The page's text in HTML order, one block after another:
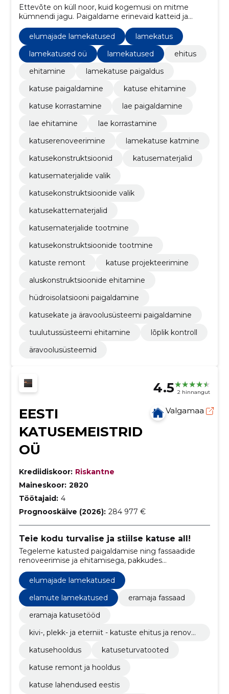
Ettevõte on küll noor, kuid kogemusi on mitme
kümnendi jagu. Paigaldame erinevaid katteid ja
soojustuslahendusi. Lisaks tegeleme ka vihmavee
äravoolu süsteemidega.
elumajade lamekatused
lamekatus
lamekatused oü
lamekatused
ehitus
ehitamine
lamekatuse paigaldus
katuse paigaldamine
katuse ehitamine
katuse korrastamine
lae paigaldamine
lae ehitamine
lae korrastamine
katuserenoveerimine
lamekatuse katmine
katusekonstruktsioonid
katusematerjalid
katusematerjalide valik
katusekonstruktsioonide valik
katusekattematerjalid
katusematerjalide tootmine
katusekonstruktsioonide tootmine
katuste remont
katuse projekteerimine
aluskonstruktsioonide ehitamine
hüdroisolatsiooni paigaldamine
katusekate ja äravoolusüsteemi paigaldamine
tuulutussüsteemi ehitamine
lõplik kontroll
äravoolusüsteemid
4.5 2 hinnangut
EESTI
KATUSEMEISTRID
OÜ
Valgamaa
Krediidiskoor: Riskantne
Maineskoor: 2820
Töötajaid: 4
Prognooskäive (2026): 284 977 €
Teie kodu turvalise ja stiilse katuse all!
Tegeleme katusted paigaldamise ning fassaadide
renoveerimise ja ehitamisega, pakkudes
kõrgekvaliteedilist meisterlikkust ja pühendumust
klientide ootuste ületamiseks.
elumajade lamekatused
elamute lamekatused
eramaja fassaad
eramaja katusetööd
kivi-, plekk- ja eterniit - katuste ehitus ja renove
katusehooldus
katuseturvatooted
katuse remont ja hooldus
katuse lahendused eestis